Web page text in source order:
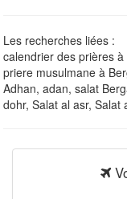
Les recherches liées :
calendrier des prières
priere musulmane à
Adhan, adan, salat
dohr, Salat al asr,